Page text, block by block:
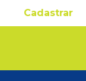
Cadastrar